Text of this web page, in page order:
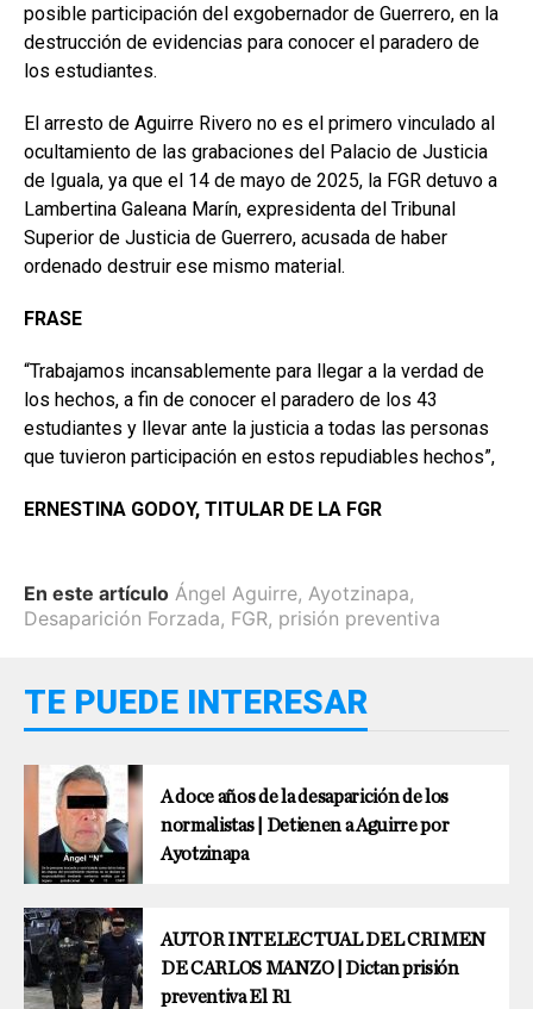
posible participación del exgobernador de Guerrero, en la
destrucción de evidencias para conocer el paradero de
los estudiantes.
El arresto de Aguirre Rivero no es el primero vinculado al
ocultamiento de las grabaciones del Palacio de Justicia
de Iguala, ya que el 14 de mayo de 2025, la FGR detuvo a
Lambertina Galeana Marín, expresidenta del Tribunal
Superior de Justicia de Guerrero, acusada de haber
ordenado destruir ese mismo material.
FRASE
“Trabajamos incansablemente para llegar a la verdad de
los hechos, a fin de conocer el paradero de los 43
estudiantes y llevar ante la justicia a todas las personas
que tuvieron participación en estos repudiables hechos”,
ERNESTINA GODOY, TITULAR DE LA FGR
En este artículo Ángel Aguirre, Ayotzinapa,
Desaparición Forzada, FGR, prisión preventiva
TE PUEDE INTERESAR
A doce años de la desaparición de los
normalistas | Detienen a Aguirre por
Ayotzinapa
AUTOR INTELECTUAL DEL CRIMEN
DE CARLOS MANZO | Dictan prisión
preventiva El R1